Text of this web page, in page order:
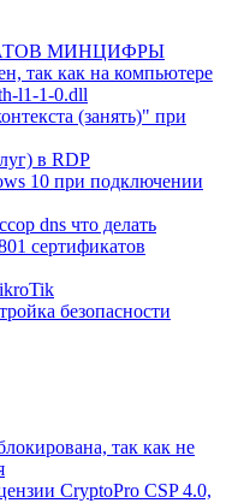
МИНЦИФРЫ
так как на компьютере
l1-1-0.dll
(занять)" при
в RDP
10 при подключении
dns что делать
сертификатов
безопасности
так как не
CryptoPro CSP 4.0,